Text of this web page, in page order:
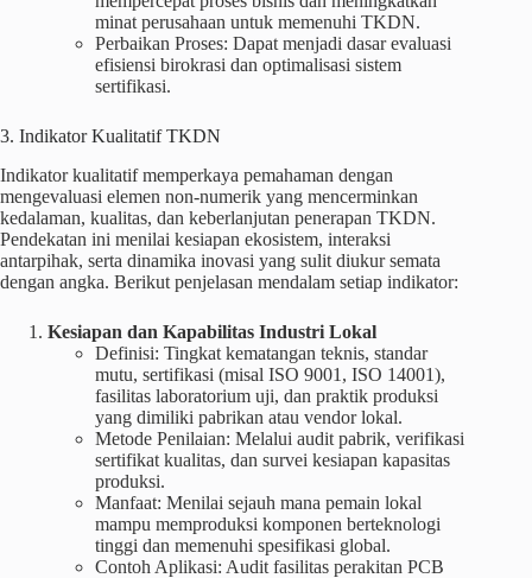
minat perusahaan untuk memenuhi TKDN.
Perbaikan Proses: Dapat menjadi dasar evaluasi
efisiensi birokrasi dan optimalisasi sistem
sertifikasi.
3. Indikator Kualitatif TKDN
Indikator kualitatif memperkaya pemahaman dengan
mengevaluasi elemen non-numerik yang mencerminkan
kedalaman, kualitas, dan keberlanjutan penerapan TKDN.
Pendekatan ini menilai kesiapan ekosistem, interaksi
antarpihak, serta dinamika inovasi yang sulit diukur semata
dengan angka. Berikut penjelasan mendalam setiap indikator:
Kesiapan dan Kapabilitas Industri Lokal
Definisi: Tingkat kematangan teknis, standar
mutu, sertifikasi (misal ISO 9001, ISO 14001),
fasilitas laboratorium uji, dan praktik produksi
yang dimiliki pabrikan atau vendor lokal.
Metode Penilaian: Melalui audit pabrik, verifikasi
sertifikat kualitas, dan survei kesiapan kapasitas
produksi.
Manfaat: Menilai sejauh mana pemain lokal
mampu memproduksi komponen berteknologi
tinggi dan memenuhi spesifikasi global.
Contoh Aplikasi: Audit fasilitas perakitan PCB